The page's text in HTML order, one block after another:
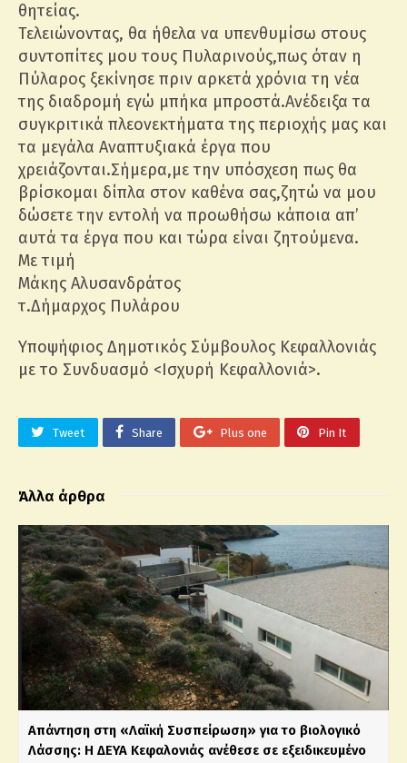
θητείας.
Τελειώνοντας, θα ήθελα να υπενθυμίσω στους
συντοπίτες μου τους Πυλαρινούς,πως όταν η
Πύλαρος ξεκίνησε πριν αρκετά χρόνια τη νέα
της διαδρομή εγώ μπήκα μπροστά.Ανέδειξα τα
συγκριτικά πλεονεκτήματα της περιοχής μας και
τα μεγάλα Αναπτυξιακά έργα που
χρειάζονται.Σήμερα,με την υπόσχεση πως θα
βρίσκομαι δίπλα στον καθένα σας,ζητώ να μου
δώσετε την εντολή να προωθήσω κάποια απ’
αυτά τα έργα που και τώρα είναι ζητούμενα.
Με τιμή
Μάκης Αλυσανδράτος
τ.Δήμαρχος Πυλάρου
Υποψήφιος Δημοτικός Σύμβουλος Κεφαλλονιάς
με το Συνδυασμό <Ισχυρή Κεφαλλονιά>.
Tweet Share Plus one Pin It
Άλλα άρθρα
Απάντηση στη «Λαϊκή Συσπείρωση» για το βιολογικό
Λάσσης: Η ΔΕΥΑ Κεφαλονιάς ανέθεσε σε εξειδικευμένο